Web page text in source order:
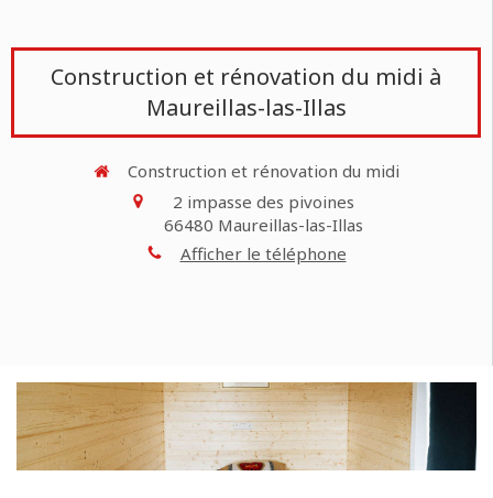
Construction et rénovation du midi à
Maureillas-las-Illas
Construction et rénovation du midi
2 impasse des pivoines
66480 Maureillas-las-Illas
Afficher le téléphone